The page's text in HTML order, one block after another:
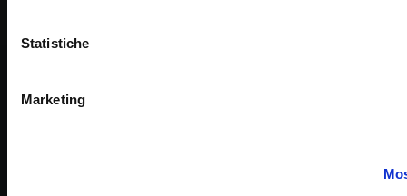
Statistiche
Marketing